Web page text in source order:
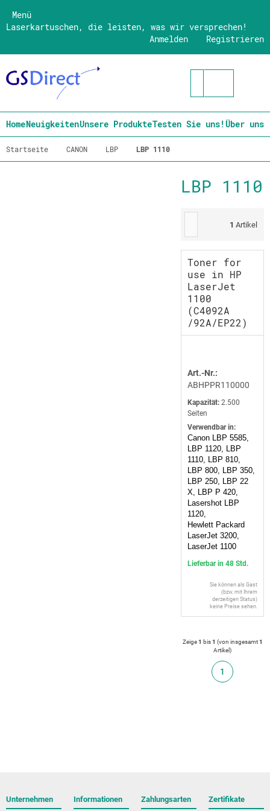
Menü
Laserkartuschen, die leisten, was wir versprechen!
Registrieren
Anmelden
HomeNeuigkeitenUnsere ProdukteTesten Sie uns!Über uns
Startseite CANON LBP LBP 1110
LBP 1110
1 Artikel
Toner for
use in HP
LaserJet
1100
(C4092A
/92A/EP22)
Art.-Nr.:
ABHPPR110000
Kapazität: 2.500
Seiten
Verwendbar in:
Canon LBP 5585,
LBP 1120, LBP
1110, LBP 810,
LBP 800, LBP 350,
LBP 250, LBP 22
X, LBP P 420,
Lasershot LBP
1120,
Hewlett Packard
LaserJet 3200,
LaserJet 1100
Lieferbar in 48 Std.
Sie können als Gast
(bzw. mit Ihrem
derzeitigen Status)
keine Preise sehen.
Zeige1 bis1 (von insgesamt1
Artikel)
1
Unternehmen Informationen Zahlungsarten Zertifikate